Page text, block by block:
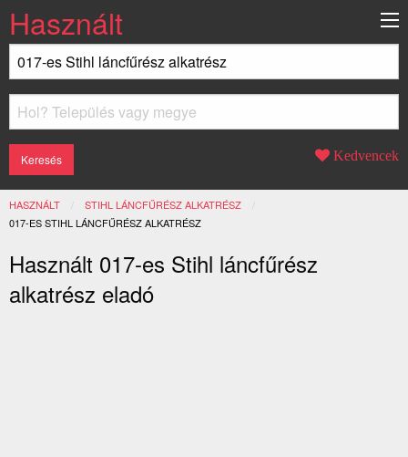
Használt
Kedvencek
HASZNÁLT
STIHL LÁNCFŰRÉSZ ALKATRÉSZ
JELENLEGI:
017-ES STIHL LÁNCFŰRÉSZ ALKATRÉSZ
Használt 017-es Stihl láncfűrész
alkatrész eladó